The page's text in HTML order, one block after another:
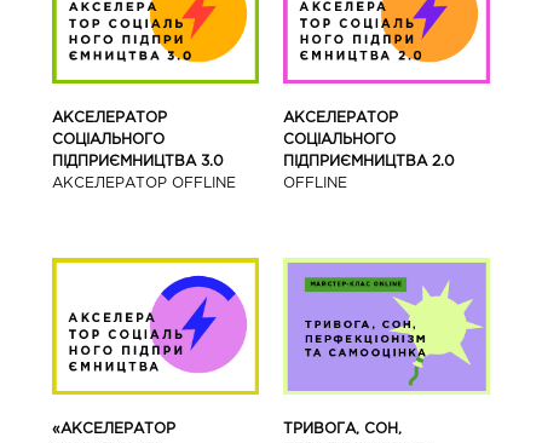
АКСЕЛЕРАТОР
СОЦІАЛЬНОГО
ПІДПРИЄМНИЦТВА 3.0
АКСЕЛЕРАТОР OFFLINE
АКСЕЛЕРАТОР
СОЦІАЛЬНОГО
ПІДПРИЄМНИЦТВА 2.0
OFFLINE
«АКСЕЛЕРАТОР
ТРИВОГА, СОН,